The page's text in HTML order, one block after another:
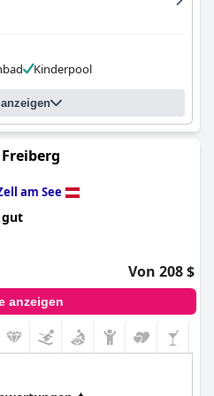
Kinderpool
am See
gut
Von 208 $
anzeigen